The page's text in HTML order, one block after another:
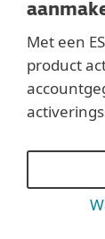
Met een
product